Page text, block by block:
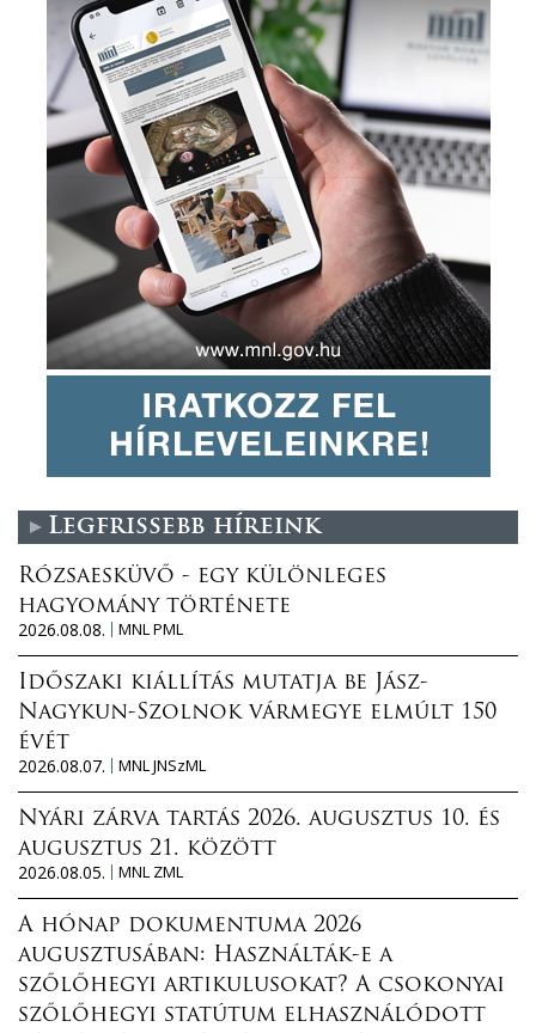
Legfrissebb híreink
Rózsaesküvő - egy különleges
hagyomány története
2026.08.08.
MNL PML
Időszaki kiállítás mutatja be Jász-
Nagykun-Szolnok vármegye elmúlt 150
évét
2026.08.07.
MNL JNSzML
Nyári zárva tartás 2026. augusztus 10. és
augusztus 21. között
2026.08.05.
MNL ZML
A hónap dokumentuma 2026
augusztusában: Használták-e a
szőlőhegyi artikulusokat? A csokonyai
szőlőhegyi statútum elhasználódott